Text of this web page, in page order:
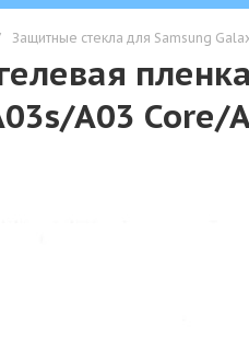
Защитные стекла для Samsung
A03 Core/